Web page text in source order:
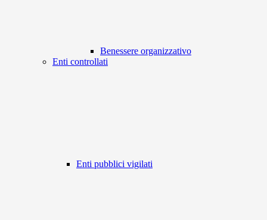
Benessere organizzativo
Enti controllati
Enti pubblici vigilati